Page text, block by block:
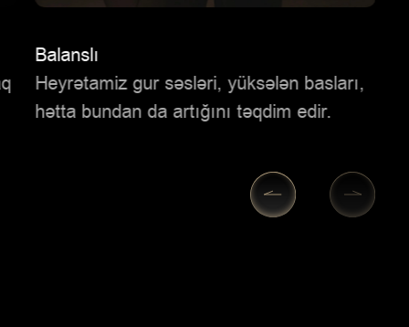
Balanslı
Heyrətamiz gur səsləri, yüksələn basları,
hətta bundan da artığını təqdim edir.